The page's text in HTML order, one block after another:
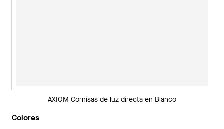
AXIOM Cornisas de luz directa en Blanco
Colores